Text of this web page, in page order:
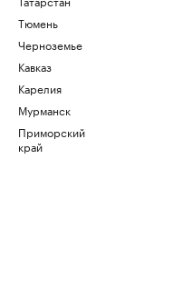
Тюмень
Черноземье
Кавказ
Карелия
Мурманск
Приморский
край